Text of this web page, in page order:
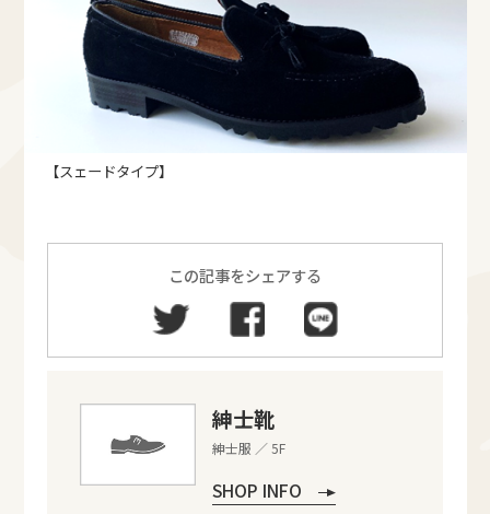
【スェードタイプ】
この記事をシェアする
紳士靴
紳士服 ／ 5F
SHOP INFO